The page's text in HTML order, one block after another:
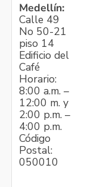
Medellín:
Calle 49
No 50-21
piso 14
Edificio del
Café
Horario:
8:00 a.m. –
12:00 m. y
2:00 p.m. –
4:00 p.m.
Código
Postal:
050010